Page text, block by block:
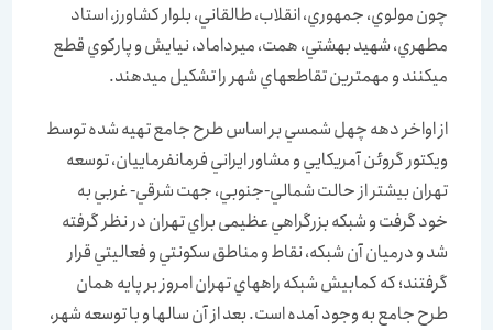
چون مولوي، جمهوري، انقلاب، طالقاني، بلوار كشاورز، استاد
مطهري، شهيد بهشتي، همت، ميرداماد، نيايش و پارك‏وي قطع
مي‏كنند و مهم‏ترين تقاطع‏هاي شهر را تشكيل ميدهند.
از اواخر دهه چهل شمسي بر اساس طرح جامع تهيه شده توسط
ويكتور گروئن آمريكايي و مشاور ايراني فرمانفرماييان، توسعه
تهران بيش‏تر از حالت شمالي-جنوبي، جهت شرقي- غربي به
خود گرفت و شبكه بزرگراهي عظيمی براي تهران در نظر گرفته
شد و درميان آن شبكه، نقاط و مناطق سكونتي و فعاليتي قرار
گرفتند؛ كه كمابيش شبكه راه‏هاي تهران امروز بر پايه همان
طرح جامع به وجود آمده است. بعد از آن سال‏ها و با توسعه شهر،